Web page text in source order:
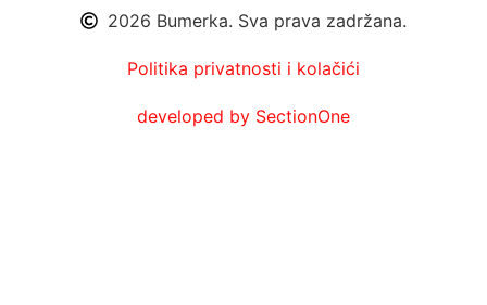
2026 Bumerka. Sva prava zadržana.
Politika privatnosti i kolačići
developed by SectionOne